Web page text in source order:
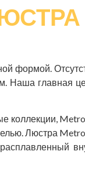
формой.
Наша главная
коллекции,
Люстра